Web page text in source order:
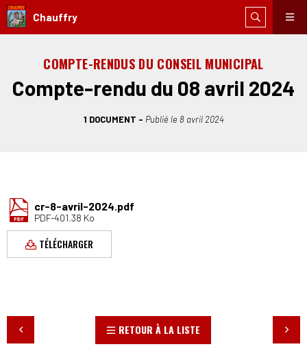
Chauffry
COMPTE-RENDUS DU CONSEIL MUNICIPAL
Compte-rendu du 08 avril 2024
1 DOCUMENT Publié le 8 avril 2024
cr-8-avril-2024.pdf
PDF-401.38 Ko
TÉLÉCHARGER
RETOUR À LA LISTE